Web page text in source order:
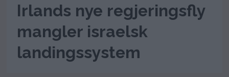
Irlands nye regjeringsfly
mangler israelsk
landingssystem